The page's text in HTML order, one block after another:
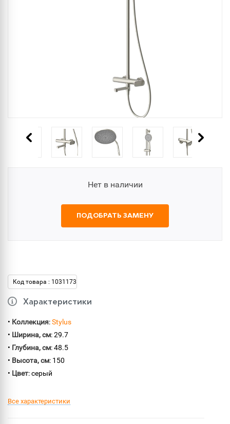
Нет в наличии
ПОДОБРАТЬ ЗАМЕНУ
Код товара : 1031173
Характеристики
• Коллекция:Stylus
• Ширина, см: 29.7
• Глубина, см: 48.5
• Высота, см: 150
• Цвет: серый
Все характеристики